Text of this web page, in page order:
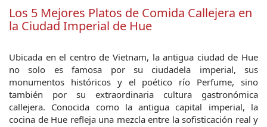
Los 5 Mejores Platos de Comida Callejera en
la Ciudad Imperial de Hue
Ubicada en el centro de Vietnam, la antigua ciudad de Hue
no solo es famosa por su ciudadela imperial, sus
monumentos históricos y el poético río Perfume, sino
también por su extraordinaria cultura gastronómica
callejera. Conocida como la antigua capital imperial, la
cocina de Hue refleja una mezcla entre la sofisticación real y